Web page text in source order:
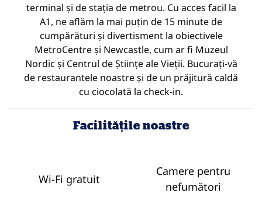
terminal și de stația de metrou. Cu acces facil la
A1, ne aflăm la mai puțin de 15 minute de
cumpărături și divertisment la obiectivele
MetroCentre și Newcastle, cum ar fi Muzeul
Nordic și Centrul de Științe ale Vieții. Bucurați-vă
de restaurantele noastre și de un prăjitură caldă
cu ciocolată la check-in.
Facilităţile noastre
Wi-Fi gratuit
Camere pentru
nefumători